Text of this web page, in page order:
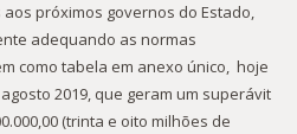
próximos governos do Estado,
adequando as normas
como tabela em anexo único, hoje
2019, que geram um superávit
(trinta e oito milhões de